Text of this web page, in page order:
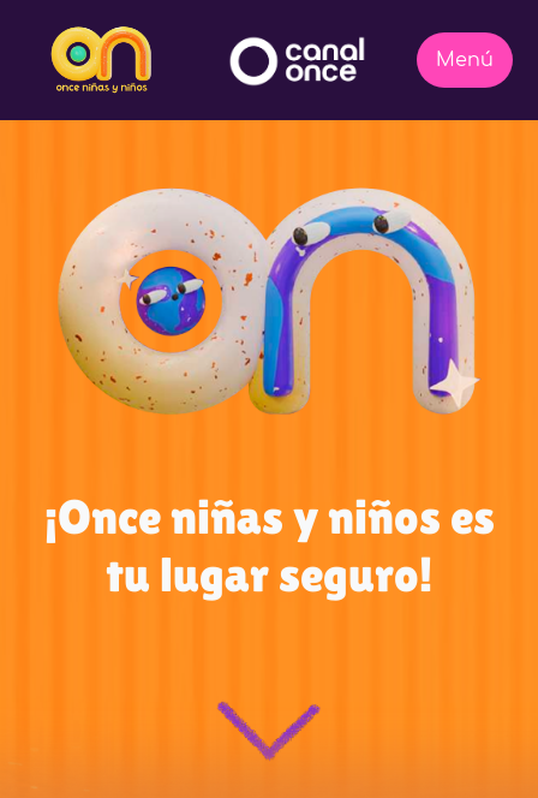
¡Once niñas y niños es
tu lugar seguro!